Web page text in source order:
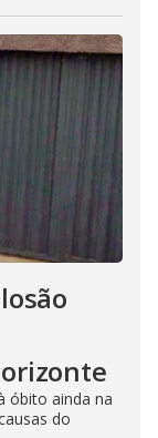
óbito ainda na
do